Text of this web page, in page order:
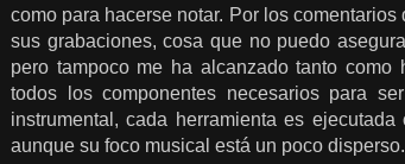
como para hacerse notar. Por los
sus grabaciones, cosa que no puedo
pero tampoco me ha alcanzado tanto como
todos los componentes necesarios para
instrumental, cada herramienta es
aunque su foco musical está un poco disperso.